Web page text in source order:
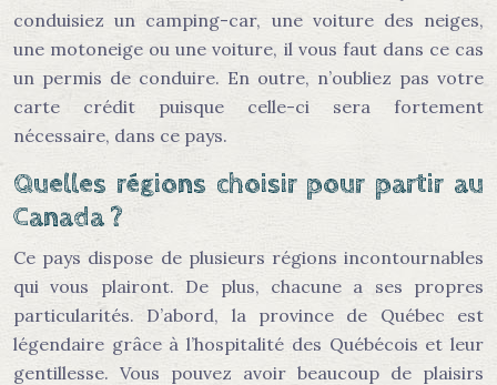
conduisiez un camping-car, une voiture des neiges,
une motoneige ou une voiture, il vous faut dans ce cas
un permis de conduire. En outre, n’oubliez pas votre
carte crédit puisque celle-ci sera fortement
nécessaire, dans ce pays.
Quelles régions choisir pour partir au
Canada ?
Ce pays dispose de plusieurs régions incontournables
qui vous plairont. De plus, chacune a ses propres
particularités. D’abord, la province de Québec est
légendaire grâce à l’hospitalité des Québécois et leur
gentillesse. Vous pouvez avoir beaucoup de plaisirs